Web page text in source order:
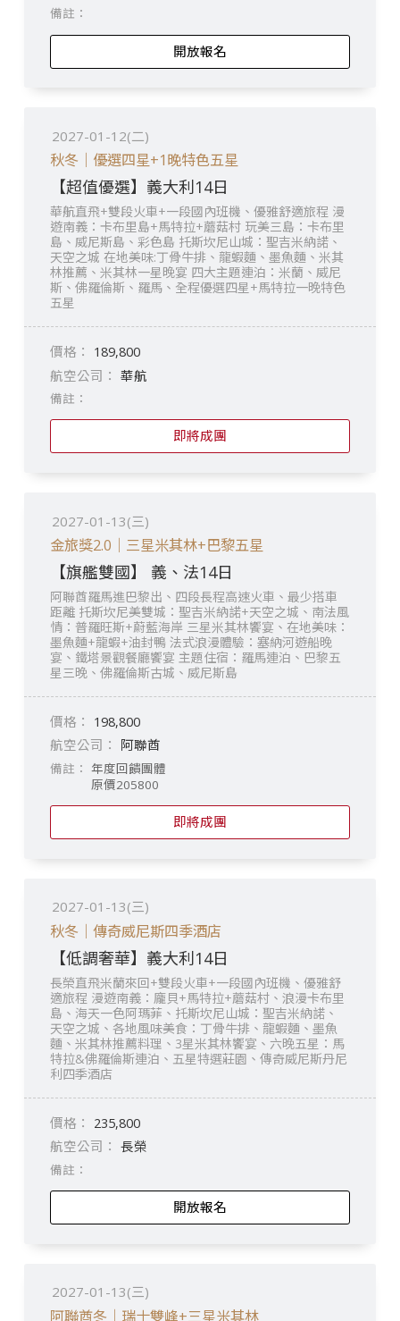
開放報名
2027-01-12(二)
秋冬｜優選四星+1晚特色五星
【超值優選】義大利14日
華航直飛+雙段火車+一段國內班機、優雅舒適旅程 漫
遊南義：卡布里島+馬特拉+蘑菇村 玩美三島：卡布里
島、威尼斯島、彩色島 托斯坎尼山城：聖吉米納諾、
天空之城 在地美味:丁骨牛排、龍蝦麵、墨魚麵、米其
林推薦、米其林一星晚宴 四大主題連泊：米蘭、威尼
斯、佛羅倫斯、羅馬、全程優選四星+馬特拉一晚特色
五星
189,800
華航
即將成團
2027-01-13(三)
金旅獎2.0｜三星米其林+巴黎五星
【旗艦雙國】 義、法14日
阿聯酋羅馬進巴黎出、四段長程高速火車、最少搭車
距離 托斯坎尼美雙城：聖吉米納諾+天空之城、南法風
情：普羅旺斯+蔚藍海岸 三星米其林饗宴、在地美味：
墨魚麵+龍蝦+油封鴨 法式浪漫體驗：塞納河遊船晚
宴、鐵塔景觀餐廳饗宴 主題住宿：羅馬連泊、巴黎五
星三晚、佛羅倫斯古城、威尼斯島
198,800
阿聯酋
即將成團
年度回饋團體
原價205800
2027-01-13(三)
秋冬｜傳奇威尼斯四季酒店
【低調奢華】義大利14日
長榮直飛米蘭來回+雙段火車+一段國內班機、優雅舒
適旅程 漫遊南義：龐貝+馬特拉+蘑菇村、浪漫卡布里
島、海天一色阿瑪菲、托斯坎尼山城：聖吉米納諾、
天空之城、各地風味美食：丁骨牛排、龍蝦麵、墨魚
麵、米其林推薦料理、3星米其林饗宴、六晚五星：馬
特拉&佛羅倫斯連泊、五星特選莊園、傳奇威尼斯丹尼
利四季酒店
235,800
長榮
開放報名
2027-01-13(三)
阿聯酋冬｜瑞士雙峰+三星米其林